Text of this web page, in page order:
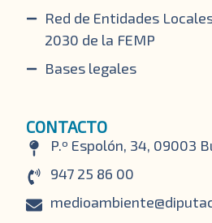
Red de Entidades
2030 de la FEMP
Bases legales
CONTACTO
P.º Espolón, 34, 09003
947 25 86 00